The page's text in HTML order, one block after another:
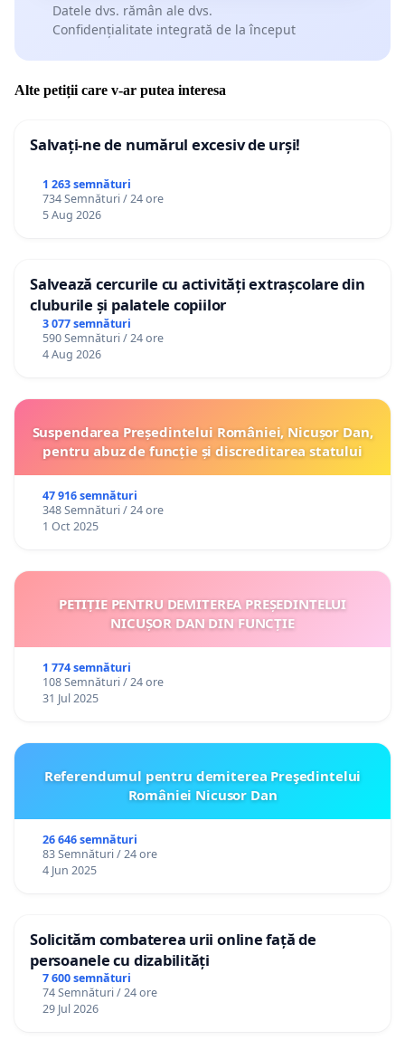
Datele dvs. rămân ale dvs.
Confidențialitate integrată de la început
Alte petiții care v-ar putea interesa
Salvați-ne de numărul excesiv de urși!
1 263 semnături
734 Semnături / 24 ore
5 Aug 2026
Salvează cercurile cu activități extrașcolare din
cluburile și palatele copiilor
3 077 semnături
590 Semnături / 24 ore
4 Aug 2026
Suspendarea Președintelui României, Nicușor Dan,
pentru abuz de funcție și discreditarea statului
47 916 semnături
348 Semnături / 24 ore
1 Oct 2025
PETIȚIE PENTRU DEMITEREA PREȘEDINTELUI
NICUȘOR DAN DIN FUNCȚIE
1 774 semnături
108 Semnături / 24 ore
31 Jul 2025
Referendumul pentru demiterea Preşedintelui
României Nicusor Dan
26 646 semnături
83 Semnături / 24 ore
4 Jun 2025
Solicităm combaterea urii online față de
persoanele cu dizabilități
7 600 semnături
74 Semnături / 24 ore
29 Jul 2026